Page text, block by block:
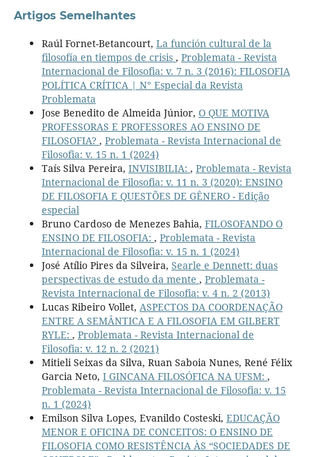
Artigos Semelhantes
Raúl Fornet-Betancourt, La función cultural de la
filosofía en tiempos de crisis , Problemata - Revista
Internacional de Filosofia: v. 7 n. 3 (2016): FILOSOFIA
POLÍTICA CRÍTICA | N° Especial da Revista
Problemata
Jose Benedito de Almeida Júnior, O QUE MOTIVA
PROFESSORAS E PROFESSORES AO ENSINO DE
FILOSOFIA? , Problemata - Revista Internacional de
Filosofia: v. 15 n. 1 (2024)
Taís Silva Pereira, INVISIBILIA: , Problemata - Revista
Internacional de Filosofia: v. 11 n. 3 (2020): ENSINO
DE FILOSOFIA E QUESTÕES DE GÊNERO - Edição
especial
Bruno Cardoso de Menezes Bahia, FILOSOFANDO O
ENSINO DE FILOSOFIA: , Problemata - Revista
Internacional de Filosofia: v. 15 n. 1 (2024)
José Atílio Pires da Silveira, Searle e Dennett: duas
perspectivas de estudo da mente , Problemata -
Revista Internacional de Filosofia: v. 4 n. 2 (2013)
Lucas Ribeiro Vollet, ASPECTOS DA COORDENAÇÃO
ENTRE A SEMÂNTICA E A FILOSOFIA EM GILBERT
RYLE: , Problemata - Revista Internacional de
Filosofia: v. 12 n. 2 (2021)
Mitieli Seixas da Silva, Ruan Saboia Nunes, René Félix
Garcia Neto, I GINCANA FILOSÓFICA NA UFSM: ,
Problemata - Revista Internacional de Filosofia: v. 15
n. 1 (2024)
Emilson Silva Lopes, Evanildo Costeski, EDUCAÇÃO
MENOR E OFICINA DE CONCEITOS: O ENSINO DE
FILOSOFIA COMO RESISTÊNCIA ÀS “SOCIEDADES DE